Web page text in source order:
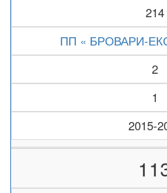
214
ПП « БРОВАРИ-
2
1
2015-